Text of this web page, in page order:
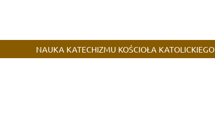
NAUKA KATECHIZMU KOŚCIOŁA KATOLICKIEGO